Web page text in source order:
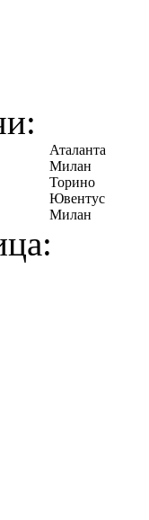
Аталанта
Милан
Торино
Ювентус
Милан